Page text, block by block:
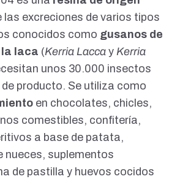
las excreciones de varios tipos
conocidos como gusanos de
la laca (Kerria Lacca y Kerria
unos 30.000 insectos
producto. Se utiliza como
en chocolates, chicles,
comestibles, confitería,
a base de patata,
nueces, suplementos
de pastilla y huevos cocidos